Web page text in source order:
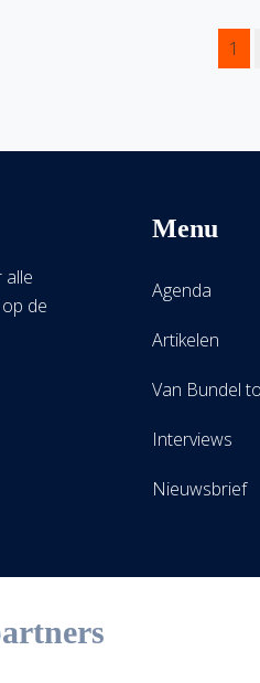
1
alle
de
Menu
Agenda
Artikelen
Van Bundel
Interviews
Nieuwsbrief